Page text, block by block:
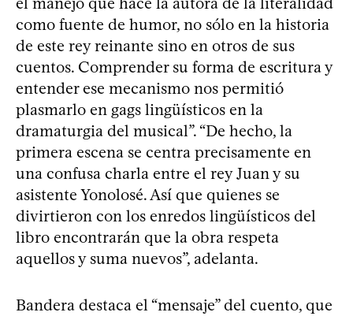
como fuente de humor, no sólo en la historia
de este rey reinante sino en otros de sus
cuentos. Comprender su forma de escritura y
entender ese mecanismo nos permitió
plasmarlo en gags lingüísticos en la
dramaturgia del musical”. “De hecho, la
primera escena se centra precisamente en
una confusa charla entre el rey Juan y su
asistente Yonolosé. Así que quienes se
divirtieron con los enredos lingüísticos del
libro encontrarán que la obra respeta
aquellos y suma nuevos”, adelanta.
Bandera destaca el “mensaje” del cuento, que